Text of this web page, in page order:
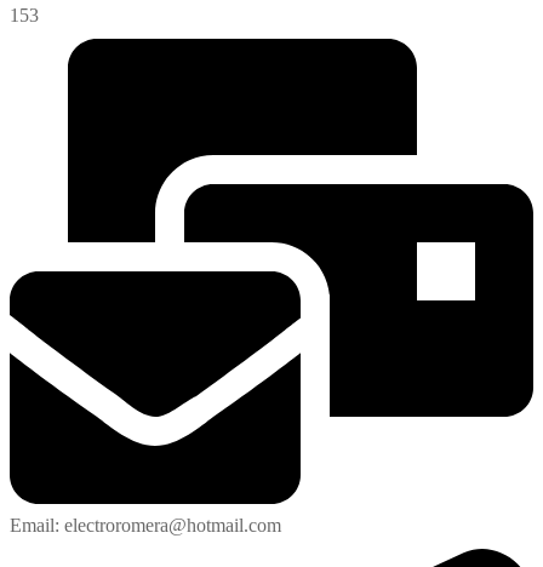
153
Email: electroromera@hotmail.com